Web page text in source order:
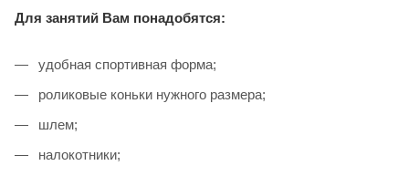
Для занятий Вам понадобятся:
удобная спортивная форма;
роликовые коньки нужного размера;
шлем;
налокотники;